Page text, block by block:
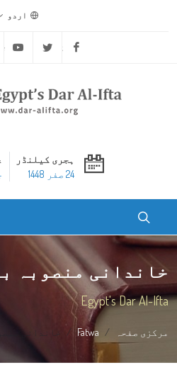
اردو
Facebook
Twitter
ہجری کیلنڈر
24 صفر 1448
خاندانی منصوبہ
Egypt's Dar Al-Ifta
مرکزی صفحہ Fatwa خاندانی